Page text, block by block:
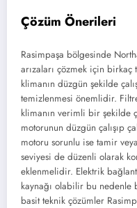
Çözüm Önerileri
Rasimpaşa bölgesinde
arızaları çözmek için
klimanın düzgün şekilde
temizlenmesi önemlidir.
klimanın verimli bir şekilde
motorunun düzgün çalışıp
motoru sorunlu ise tamir
seviyesi de düzenli olarak
eklenmelidir. Elektrik
kaynağı olabilir bu nedenle
basit teknik çözümler